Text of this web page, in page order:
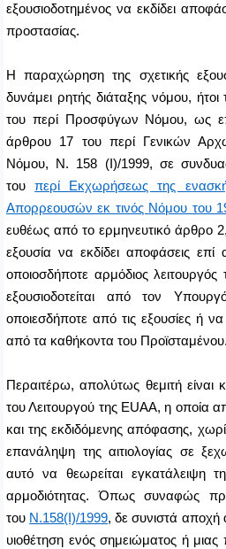
εξουσιοδοτημένος να εκδίδει
προστασίας.
Η παραχώρηση της σχετικής
δυνάμει ρητής διάταξης νόμου,
του περί Προσφύγων Νόμου, ως
άρθρου 17 του περί Γενικών
Νόμου, Ν. 158 (Ι)/1999, σε
τουπερί Εκχωρήσεως της
Απορρεουσών εκ τινός Νόμου του
ευθέως από το ερμηνευτικό άρθρο
εξουσία να εκδίδει αποφάσεις επί
οποιοσδήποτε αρμόδιος
εξουσιοδοτείται από τον
οποιεσδήποτε από τις εξουσίες ή
από τα καθήκοντα του Προϊσταμένου.
Περαιτέρω, απολύτως θεμιτή είναι
του Λειτουργού της EUAA, η οποία
και της εκδιδόμενης απόφασης,
επανάληψη της αιτιολογίας σε
αυτό να θεωρείται εγκατάλειψη
αρμοδιότητας. Όπως συναφώς
του Ν.158(Ι)/1999, δε συνιστά αποχή
υιοθέτηση ενός σημειώματος ή